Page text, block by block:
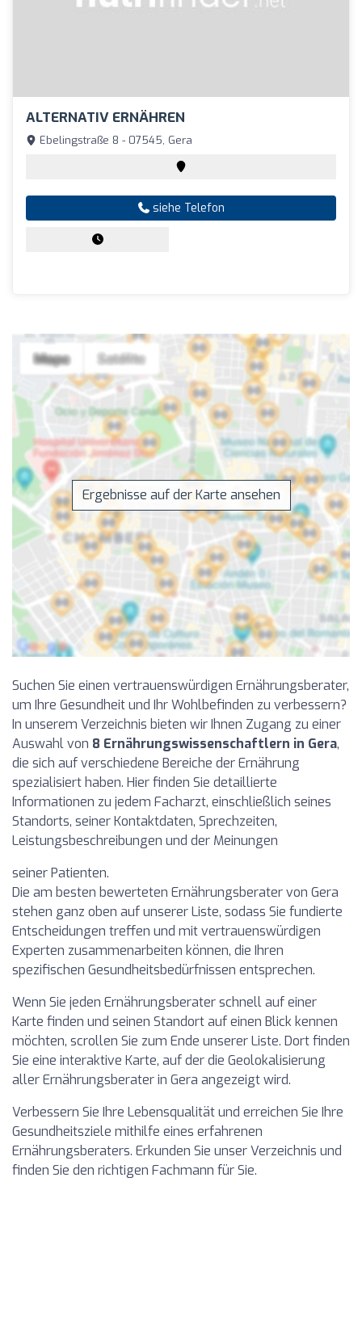
ALTERNATIV ERNÄHREN
Ebelingstraße 8 - 07545, Gera
siehe Telefon
Ergebnisse auf der Karte ansehen
Suchen Sie einen vertrauenswürdigen Ernährungsberater,
um Ihre Gesundheit und Ihr Wohlbefinden zu verbessern?
In unserem Verzeichnis bieten wir Ihnen Zugang zu einer
Auswahl von 8 Ernährungswissenschaftlern in Gera,
die sich auf verschiedene Bereiche der Ernährung
spezialisiert haben. Hier finden Sie detaillierte
Informationen zu jedem Facharzt, einschließlich seines
Standorts, seiner Kontaktdaten, Sprechzeiten,
Leistungsbeschreibungen und der Meinungen
seiner Patienten.
Die am besten bewerteten Ernährungsberater von Gera
stehen ganz oben auf unserer Liste, sodass Sie fundierte
Entscheidungen treffen und mit vertrauenswürdigen
Experten zusammenarbeiten können, die Ihren
spezifischen Gesundheitsbedürfnissen entsprechen.
Wenn Sie jeden Ernährungsberater schnell auf einer
Karte finden und seinen Standort auf einen Blick kennen
möchten, scrollen Sie zum Ende unserer Liste. Dort finden
Sie eine interaktive Karte, auf der die Geolokalisierung
aller Ernährungsberater in Gera angezeigt wird.
Verbessern Sie Ihre Lebensqualität und erreichen Sie Ihre
Gesundheitsziele mithilfe eines erfahrenen
Ernährungsberaters. Erkunden Sie unser Verzeichnis und
finden Sie den richtigen Fachmann für Sie.